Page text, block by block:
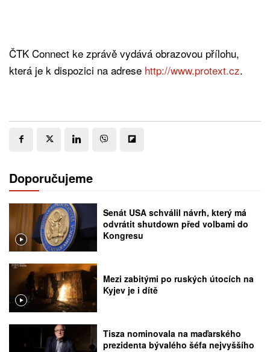
ČTK Connect ke zprávě vydává obrazovou přílohu,
která je k dispozici na adrese http://www.protext.cz.
Doporučujeme
Senát USA schválil návrh, který má
odvrátit shutdown před volbami do
Kongresu
Mezi zabitými po ruských útocích na
Kyjev je i dítě
Tisza nominovala na maďarského
prezidenta bývalého šéfa nejvyššího